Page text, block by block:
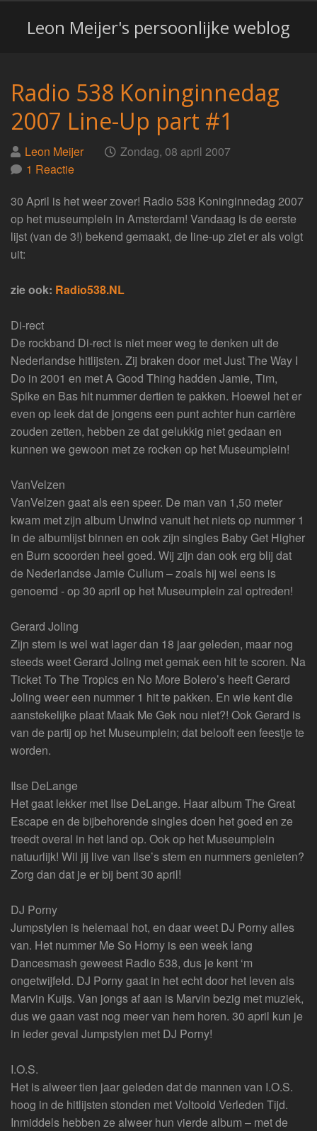
Leon Meijer's persoonlijke weblog
Radio 538 Koninginnedag
2007 Line-Up part #1
Geplaatst
door
Leon Meijer op Zondag, 08 april 2007
1 Reactie
30 April is het weer zover! Radio 538 Koninginnedag 2007
op het museumplein in Amsterdam! Vandaag is de eerste
lijst (van de 3!) bekend gemaakt, de line-up ziet er als volgt
uit:
zie ook: Radio538.NL
Di-rect
De rockband Di-rect is niet meer weg te denken uit de
Nederlandse hitlijsten. Zij braken door met Just The Way I
Do in 2001 en met A Good Thing hadden Jamie, Tim,
Spike en Bas hit nummer dertien te pakken. Hoewel het er
even op leek dat de jongens een punt achter hun carrière
zouden zetten, hebben ze dat gelukkig niet gedaan en
kunnen we gewoon met ze rocken op het Museumplein!
VanVelzen
VanVelzen gaat als een speer. De man van 1,50 meter
kwam met zijn album Unwind vanuit het niets op nummer 1
in de albumlijst binnen en ook zijn singles Baby Get Higher
en Burn scoorden heel goed. Wij zijn dan ook erg blij dat
de Nederlandse Jamie Cullum – zoals hij wel eens is
genoemd - op 30 april op het Museumplein zal optreden!
Gerard Joling
Zijn stem is wel wat lager dan 18 jaar geleden, maar nog
steeds weet Gerard Joling met gemak een hit te scoren. Na
Ticket To The Tropics en No More Bolero’s heeft Gerard
Joling weer een nummer 1 hit te pakken. En wie kent die
aanstekelijke plaat Maak Me Gek nou niet?! Ook Gerard is
van de partij op het Museumplein; dat belooft een feestje te
worden.
Ilse DeLange
Het gaat lekker met Ilse DeLange. Haar album The Great
Escape en de bijbehorende singles doen het goed en ze
treedt overal in het land op. Ook op het Museumplein
natuurlijk! Wil jij live van Ilse’s stem en nummers genieten?
Zorg dan dat je er bij bent 30 april!
DJ Porny
Jumpstylen is helemaal hot, en daar weet DJ Porny alles
van. Het nummer Me So Horny is een week lang
Dancesmash geweest Radio 538, dus je kent ‘m
ongetwijfeld. DJ Porny gaat in het echt door het leven als
Marvin Kuijs. Van jongs af aan is Marvin bezig met muziek,
dus we gaan vast nog meer van hem horen. 30 april kun je
in ieder geval Jumpstylen met DJ Porny!
I.O.S.
Het is alweer tien jaar geleden dat de mannen van I.O.S.
hoog in de hitlijsten stonden met Voltooid Verleden Tijd.
Inmiddels hebben ze alweer hun vierde album – met de